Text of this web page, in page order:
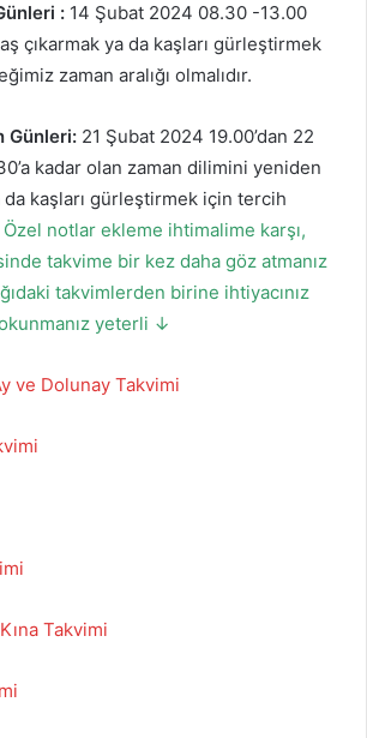
: 14 Şubat 2024 08.30 -13.00
çıkarmak ya da kaşları gürleştirmek
zaman aralığı olmalıdır.
Günleri: 21 Şubat 2024 19.00’dan 22
kadar olan zaman dilimini yeniden
da kaşları gürleştirmek için tercih
notlar ekleme ihtimalime karşı,
takvime bir kez daha göz atmanız
takvimlerden birine ihtiyacınız
yeterli ↓
ve Dolunay Takvimi
Takvimi